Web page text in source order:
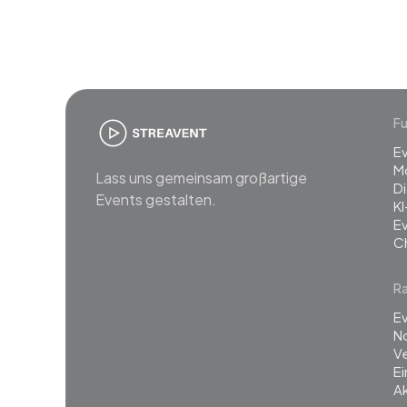
Lass uns gemeinsam großartige
Events gestalten.